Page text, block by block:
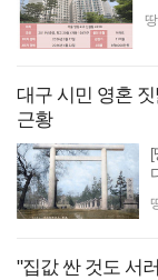
대구 시민 영혼
근황
[
"집값 싼 것도 서